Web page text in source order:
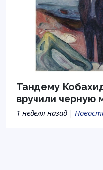
Тандему
вручили черную
1 неделя назад |